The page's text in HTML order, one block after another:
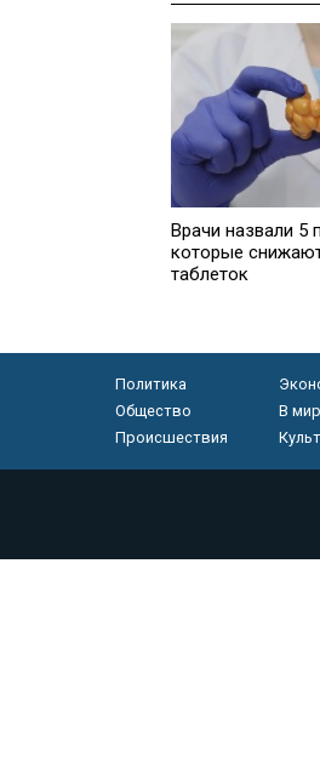
Врачи назвали 5
которые
таблеток
Политика
Общество
В
Происшествия
Федеральной службе по